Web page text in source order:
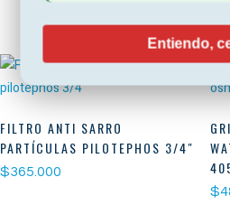
FILTRO ANTI SARRO
PARTÍCULAS PILOTEPHOS 3/4″
$365.000
$
Entiendo,